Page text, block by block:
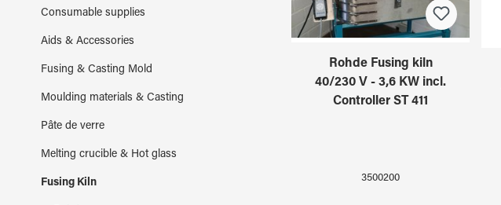
Consumable supplies
Aids & Accessories
Fusing & Casting Mold
Moulding materials & Casting
Pâte de verre
Melting crucible & Hot glass
Fusing Kiln
Rohde Fusing kiln
40/230 V - 3,6 KW incl.
Controller ST 411
3500200